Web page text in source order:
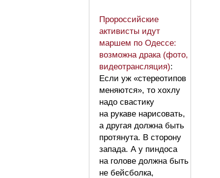
Пророссийские
активисты идут
маршем по Одессе:
возможна драка (фото,
видеотрансляция):
Если уж «стереотипов
меняются», то хохлу
надо свастику
на рукаве нарисовать,
а другая должна быть
протянута. В сторону
запада. А у пиндоса
на голове должна быть
не бейсболка,